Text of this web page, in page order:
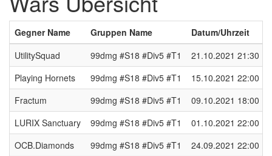
Gegner Name Gruppen Name Datum/Uhrzeit
UtilitySquad
99dmg #S18 #Div5 #T1 21.10.2021 21:30
Playing Hornets
99dmg #S18 #Div5 #T1 15.10.2021 22:00
Fractum
99dmg #S18 #Div5 #T1 09.10.2021 18:00
LURIX Sanctuary
99dmg #S18 #Div5 #T1 01.10.2021 22:00
OCB.Diamonds
99dmg #S18 #Div5 #T1 24.09.2021 22:00